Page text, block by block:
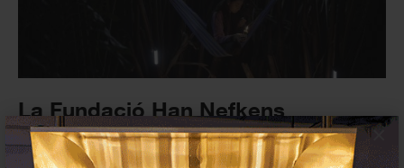
×
La Fundació Han Nefkens
(Barcelona) anuncia la nueva
edición del South...